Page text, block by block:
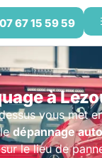
07 67 15 59 59
à
vous met
dépannage auto
le lieu de